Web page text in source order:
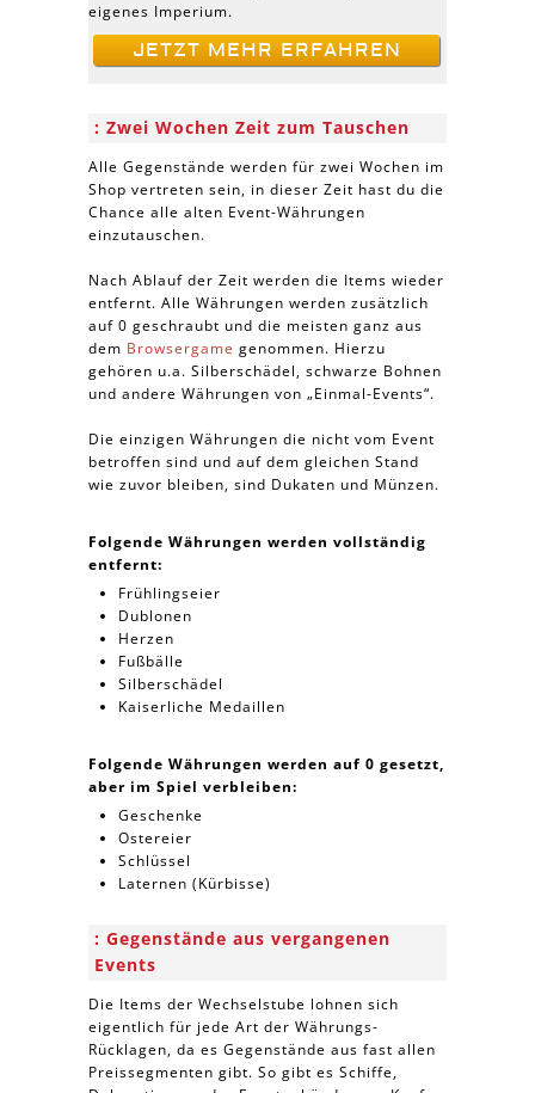
eigenes Imperium.
JETZT MEHR ERFAHREN
Zwei Wochen Zeit zum Tauschen
Alle Gegenstände werden für zwei Wochen im
Shop vertreten sein, in dieser Zeit hast du die
Chance alle alten Event-Währungen
einzutauschen.
Nach Ablauf der Zeit werden die Items wieder
entfernt. Alle Währungen werden zusätzlich
auf 0 geschraubt und die meisten ganz aus
dem Browsergame genommen. Hierzu
gehören u.a. Silberschädel, schwarze Bohnen
und andere Währungen von „Einmal-Events“.
Die einzigen Währungen die nicht vom Event
betroffen sind und auf dem gleichen Stand
wie zuvor bleiben, sind Dukaten und Münzen.
Folgende Währungen werden vollständig
entfernt:
Frühlingseier
Dublonen
Herzen
Fußbälle
Silberschädel
Kaiserliche Medaillen
Folgende Währungen werden auf 0 gesetzt,
aber im Spiel verbleiben:
Geschenke
Ostereier
Schlüssel
Laternen (Kürbisse)
Gegenstände aus vergangenen
Events
Die Items der Wechselstube lohnen sich
eigentlich für jede Art der Währungs-
Rücklagen, da es Gegenstände aus fast allen
Preissegmenten gibt. So gibt es Schiffe,